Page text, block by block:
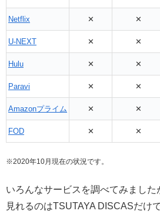
Netflix ✕ ✕
U-NEXT ✕ ✕
Hulu ✕ ✕
Paravi ✕ ✕
Amazonプライム ✕ ✕
FOD ✕ ✕
※2020年10月現在の状況です。
いろんなサービスを調べてみまし
見れるのはTSUTAYA DISCASだけで